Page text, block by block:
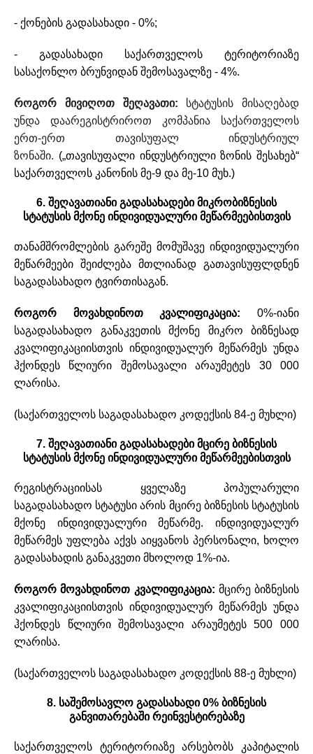
- ქონების გადასახადი - 0%;
- გადასახადი საქართველოს ტერიტორიაზე
სასაქონლო ბრუნვიდან შემოსავალზე - 4%.
როგორ მივიღოთ შეღავათი: სტატუსის მისაღებად
უნდა დაარეგისტრიროთ კომპანია საქართველოს
ერთ-ერთ თავისუფალ ინდუსტრიულ
ზონაში. („თავისუფალი ინდუსტრიული ზონის შესახებ“
საქართველოს კანონის მე-9 და მე-10 მუხ.)
6. შეღავათიანი გადასახადები მიკრობიზნესის
სტატუსის მქონე ინდივიდუალური მეწარმეებისთვის
თანამშრომლების გარეშე მომუშავე ინდივიდუალური
მეწარმეები შეიძლება მთლიანად გათავისუფლდნენ
საგადასახადო ტვირთისაგან.
როგორ მოვახდინოთ კვალიფიკაცია: 0%-იანი
საგადასახადო განაკვეთის მქონე მიკრო ბიზნესად
კვალიფიკაციისთვის ინდივიდუალურ მეწარმეს უნდა
ჰქონდეს წლიური შემოსავალი არაუმეტეს 30 000
ლარისა.
(საქართველოს საგადასახადო კოდექსის 84-ე მუხლი)
7. შეღავათიანი გადასახადები მცირე ბიზნესის
სტატუსის მქონე ინდივიდუალური მეწარმეებისთვის
რეგისტრაციისას ყველაზე პოპულარული
საგადასახადო სტატუსი არის მცირე ბიზნესის სტატუსის
მქონე ინდივიდუალური მეწარმე. ინდივიდუალურ
მეწარმეს უფლება აქვს აიყვანოს პერსონალი, ხოლო
გადასახადის განაკვეთი მხოლოდ 1%-ია.
როგორ მოვახდინოთ კვალიფიკაცია: მცირე ბიზნესის
კვალიფიკაციისთვის ინდივიდუალურ მეწარმეს უნდა
ჰქონდეს წლიური შემოსავალი არაუმეტეს 500 000
ლარისა.
(საქართველოს საგადასახადო კოდექსის 88-ე მუხლი)
8. საშემოსავლო გადასახადი 0% ბიზნესის
განვითარებაში რეინვესტირებაზე
საქართველოს ტერიტორიაზე არსებობს კაპიტალის